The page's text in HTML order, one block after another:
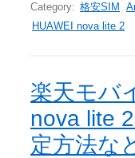
Category: 格安SIM
HUAWEI nova lite 2
楽天モバ
nova lite
定方法な